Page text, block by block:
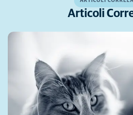
Articoli